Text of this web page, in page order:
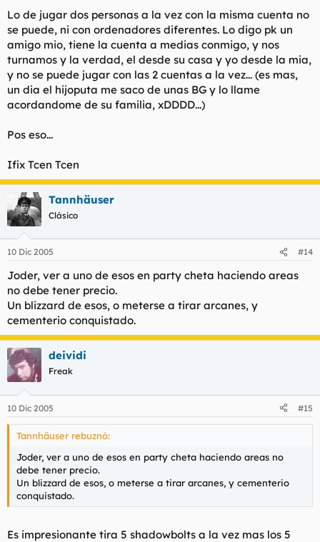
Lo de jugar dos personas a la vez con la misma cuenta no
se puede, ni con ordenadores diferentes. Lo digo pk un
amigo mio, tiene la cuenta a medias conmigo, y nos
turnamos y la verdad, el desde su casa y yo desde la mia,
y no se puede jugar con las 2 cuentas a la vez... (es mas,
un dia el hijoputa me saco de unas BG y lo llame
acordandome de su familia, xDDDD...)
Pos eso...
Ifix Tcen Tcen
Tannhäuser
Clásico
10 Dic 2005 #14
Joder, ver a uno de esos en party cheta haciendo areas
no debe tener precio.
Un blizzard de esos, o meterse a tirar arcanes, y
cementerio conquistado.
deividi
Freak
10 Dic 2005 #15
Tannhäuser rebuznó:
Joder, ver a uno de esos en party cheta haciendo areas no
debe tener precio.
Un blizzard de esos, o meterse a tirar arcanes, y cementerio
conquistado.
Es impresionante tira 5 shadowbolts a la vez mas los 5